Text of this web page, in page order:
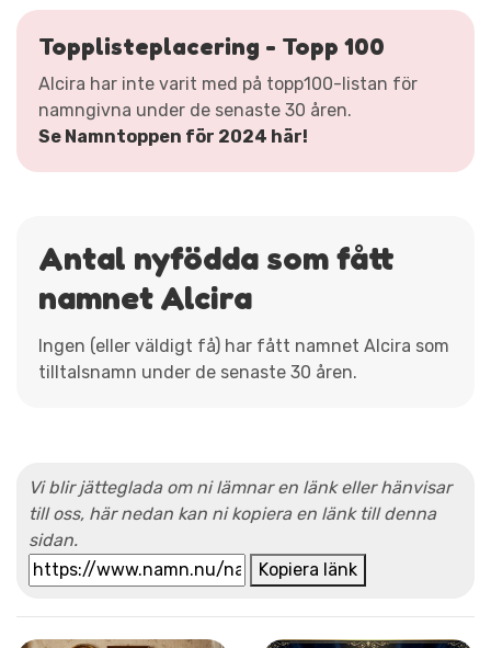
Topplisteplacering - Topp 100
Alcira har inte varit med på topp100-listan för
namngivna under de senaste 30 åren.
Se Namntoppen för 2024 här!
Antal nyfödda som fått
namnet Alcira
Ingen (eller väldigt få) har fått namnet Alcira som
tilltalsnamn under de senaste 30 åren.
Vi blir jätteglada om ni lämnar en länk eller hänvisar
till oss, här nedan kan ni kopiera en länk till denna
sidan.
Kopiera länk